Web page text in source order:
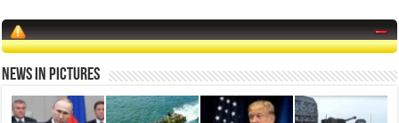
News in Pictures